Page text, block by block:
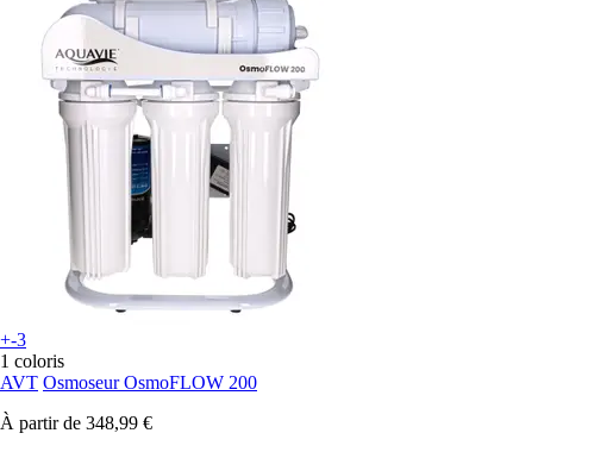
+-3
1 coloris
AVT Osmoseur OsmoFLOW 200
À partir de 348,99 €